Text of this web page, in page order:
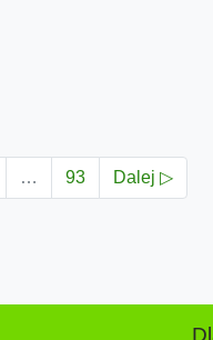
… 93 Dalej ▷